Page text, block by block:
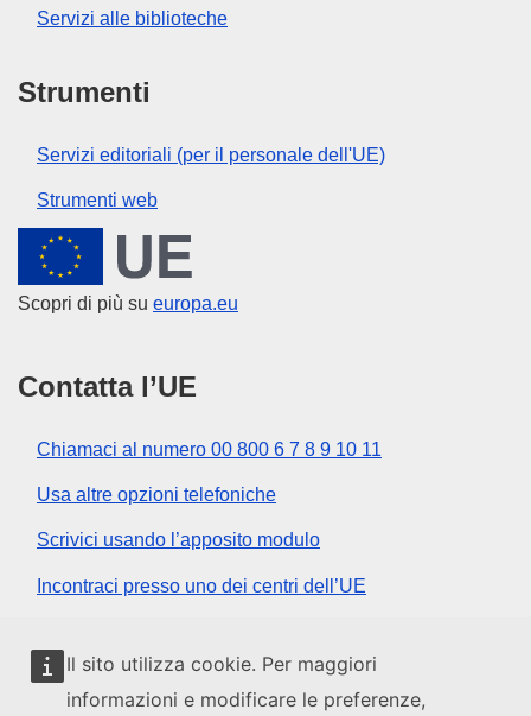
Il sito utilizza cookie. Per maggiori
informazioni e modificare le preferenze,
Servizi alle biblioteche
Strumenti
Servizi editoriali (per il personale dell'UE)
Strumenti web
Unione europea
Scopri di più su europa.eu
Contatta l’UE
Chiamaci al numero 00 800 6 7 8 9 10 11
Usa altre opzioni telefoniche
Scrivici usando l’apposito modulo
Incontraci presso uno dei centri dell’UE
Social media